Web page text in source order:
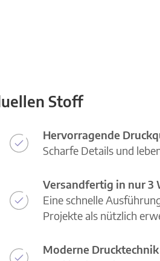
Stoff
Hervorragende
Scharfe Details und
Versandfertig in nur 3
Eine schnelle
Projekte als nützlich
Moderne Drucktechnik